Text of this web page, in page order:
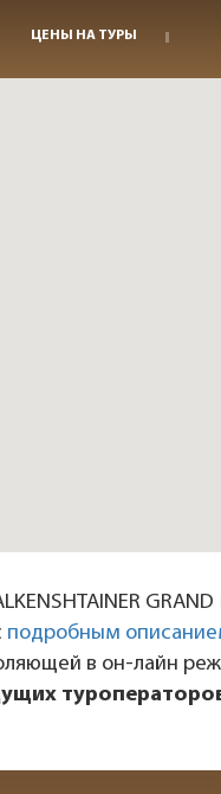
ЦЕНЫ НА ТУРЫ
GRAND
подробным
в он-лайн